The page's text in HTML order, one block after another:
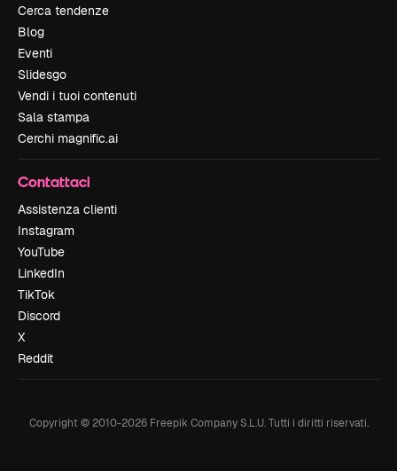
Cerca tendenze
Blog
Eventi
Slidesgo
Vendi i tuoi contenuti
Sala stampa
Cerchi magnific.ai
Contattaci
Assistenza clienti
Instagram
YouTube
LinkedIn
TikTok
Discord
X
Reddit
Copyright © 2010-2026Freepik Company S.L.U. Tutti i diritti riservati.